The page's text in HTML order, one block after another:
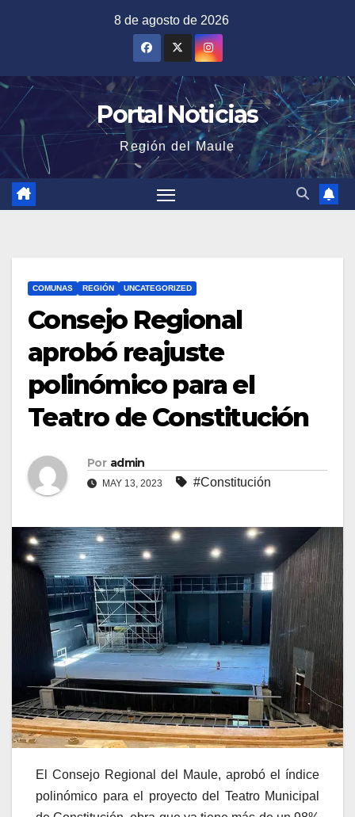
8 de agosto de 2026
Portal Noticias
Región del Maule
COMUNAS REGIÓN UNCATEGORIZED
Consejo Regional
aprobó reajuste
polinómico para el
Teatro de Constitución
Por admin
MAY 13, 2023 #Constitución
El Consejo Regional del Maule, aprobó el índice
polinómico para el proyecto del Teatro Municipal